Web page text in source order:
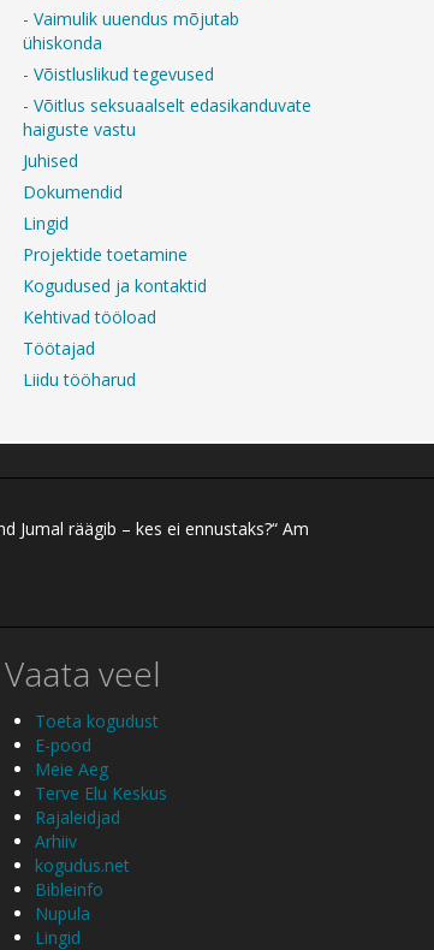
- Vaimulik uuendus mõjutab
ühiskonda
- Võistluslikud tegevused
- Võitlus seksuaalselt edasikanduvate
haiguste vastu
Juhised
Dokumendid
Lingid
Projektide toetamine
Kogudused ja kontaktid
Kehtivad tööload
Töötajad
Liidu tööharud
Jumal räägib – kes ei ennustaks?“ Am
Vaata veel
Toeta kogudust
E-pood
Meie Aeg
Terve Elu Keskus
Rajaleidjad
Arhiiv
kogudus.net
Bibleinfo
Nupula
Lingid